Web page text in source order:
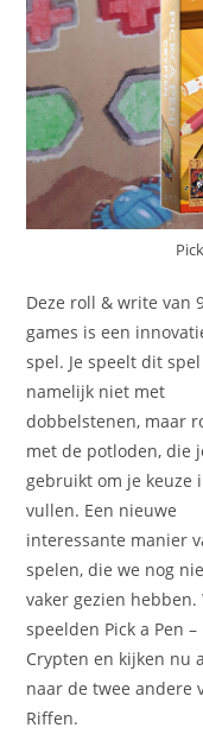
Deze roll & write van
games is een
spel. Je speelt dit spel
namelijk niet met
dobbelstenen, maar
met de potloden, die
gebruikt om je keuze
vullen. Een nieuwe
interessante manier
spelen, die we nog
vaker gezien hebben.
speelden Pick a Pen –
Crypten en kijken nu
naar de twee andere
Riffen.